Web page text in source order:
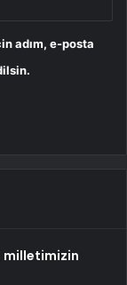
adım, e-posta
milletimizin